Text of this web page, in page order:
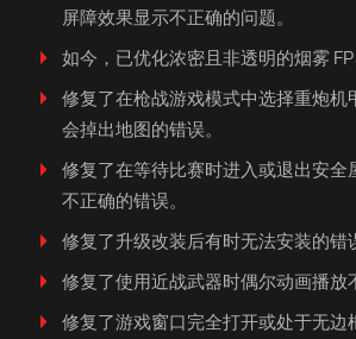
屏障效果显示不正确的问题。
如今，已优化浓密且非透明的烟雾
修复了在枪战游戏模式中选择重炮机
会掉出地图的错误。
修复了在等待比赛时进入或退出安全
不正确的错误。
修复了升级改装后有时无法安装的错
修复了使用近战武器时偶尔动画播放
修复了游戏窗口完全打开或处于无边